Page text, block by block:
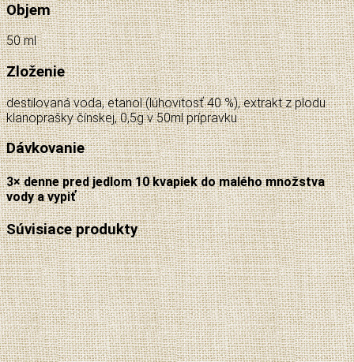
Objem
50 ml
Zloženie
destilovaná voda, etanol (lúhovitosť 40 %), extrakt z plodu
klanoprašky čínskej, 0,5g v 50ml prípravku
Dávkovanie
3× denne pred jedlom 10 kvapiek do malého množstva
vody a vypiť
Súvisiace produkty